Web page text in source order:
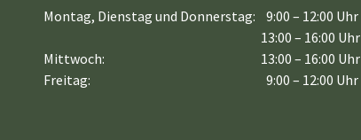
Montag, Dienstag und Donnerstag:
9:00 – 12:00 Uhr
13:00 – 16:00 Uhr
Mittwoch:
Freitag:
13:00 – 16:00 Uhr
9:00 – 12:00 Uhr